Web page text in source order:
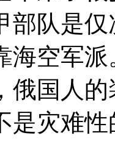
部队是
海空军
俄国人
是灾难